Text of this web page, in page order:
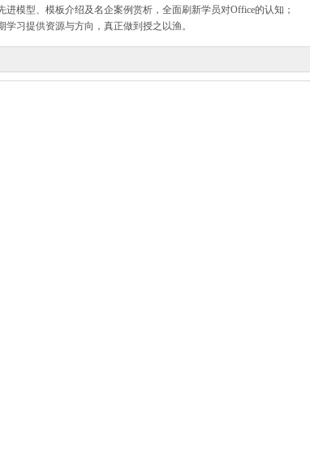
模型、模板介绍及名企案例赏析，全面刷新学员对Office的认知；
习提供资源与方向，真正做到授之以渔。